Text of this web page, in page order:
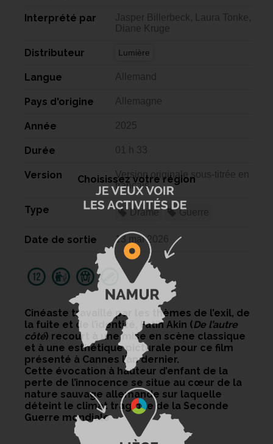
Interprété par
Jasper Billerbeck, Laura Tonke,
Diane Kruge
Distributeur Lumière
Langue Allemand
Pays d'origine Allemagne
Année 2025
Durée 01 h 33
Version
Version originale sous-titrée en
français
Type Drame Guerre
Date de sortie 13 mai 2026
Cinéaste travaillé par les thèmes de l’exil, de
la fuite et de l’identité, Fatih Akin (De l’autre
côté) recourt à une mise en scène classique
et à une esthétique picturale pour ce film
présenté à Cannes l’an dernier.
Cette évocation à hauteur d’enfant de la
perte de l’innocence se situe au cœur de la
nature sauvage allemande sur laquelle
déteint le climat tragique de la Seconde
Guerre mondiale
Choisissez votre région